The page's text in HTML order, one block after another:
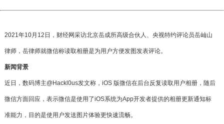
2021年10月12日，财经网采访北京岳成所高级合伙人、央视特约评论员岳屾山
律师，岳律师就微信称读取相册是为用户方便发图发表评论。
新闻背景
近日，数码博主@Hackl0us发文称，iOS 版微信在后台反复读取用户相册，随后
微信方面回应，表示微信是使用了iOS系统为App开发者提供的相册更新通知标
准能力，目的是使用户发送图片体验更快速流畅。